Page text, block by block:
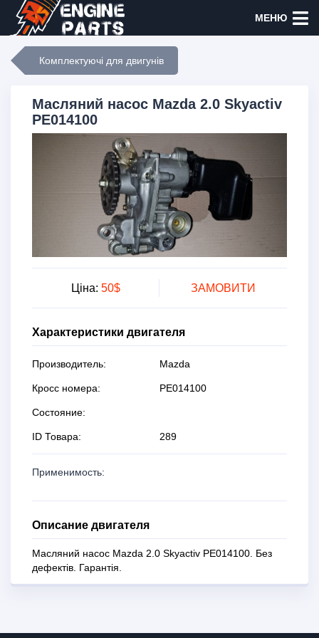
МЕНЮ
Комплектуючі для двигунів
Масляний насос Mazda 2.0 Skyactiv
PE014100
Ціна: 50$ ЗАМОВИТИ
Характеристики двигателя
Производитель: Mazda
Кросс номера: PE014100
Состояние:
ID Товара: 289
Применимость:
Описание двигателя
Масляний насос Mazda 2.0 Skyactiv PE014100. Без
дефектів. Гарантія.